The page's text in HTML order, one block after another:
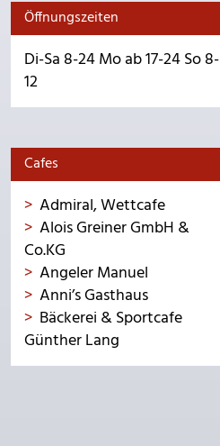
Öffnungszeiten
Di-Sa 8-24 Mo ab 17-24 So 8-
12
Cafes
Admiral, Wettcafe
Alois Greiner GmbH &
Co.KG
Angeler Manuel
Anni’s Gasthaus
Bäckerei & Sportcafe
Günther Lang